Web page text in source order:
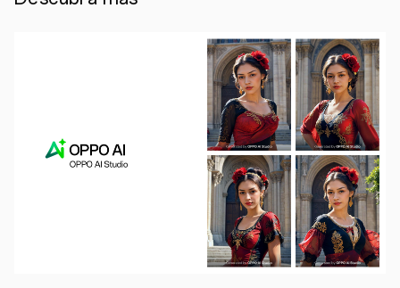
buque
insignia
Find
Pro
será
uno
de
los
primeros
dispositivos
en
recibir
la
nueva